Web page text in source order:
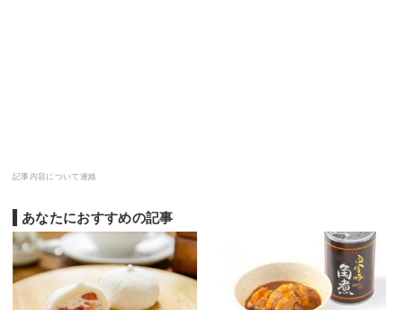
記事内容について連絡
あなたにおすすめの記事